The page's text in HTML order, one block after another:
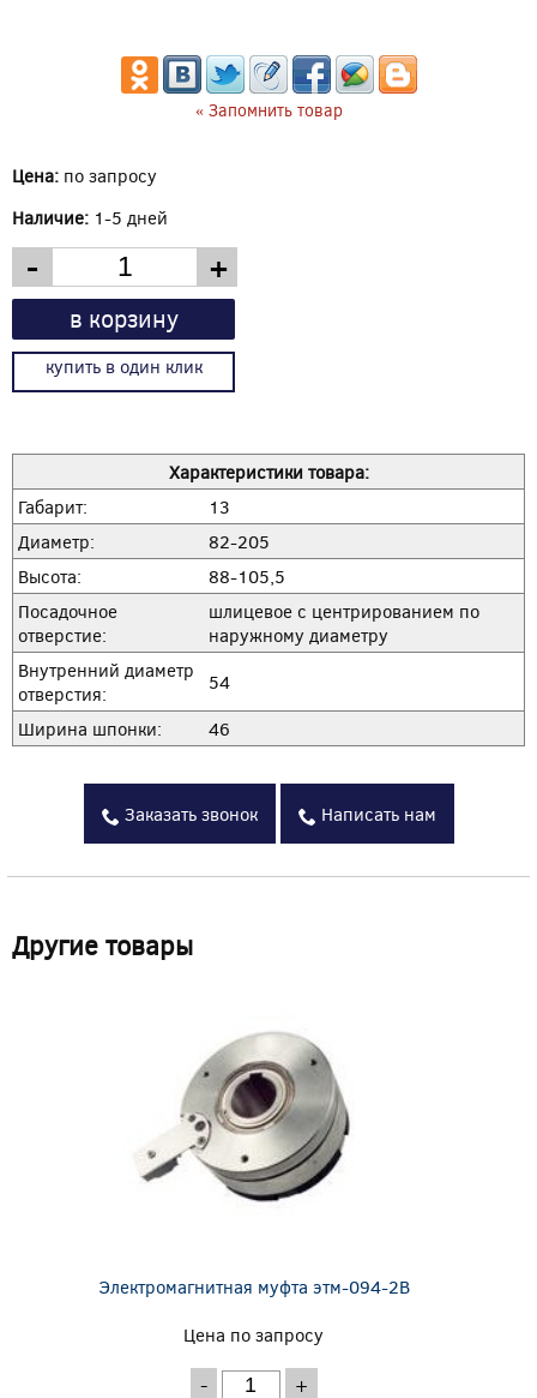
« Запомнить товар
Цена: по запросу
Наличие: 1-5 дней
- +
в корзину
купить в один клик
Характеристики товара:
Габарит:
13
Диаметр:
82-205
Высота:
88-105,5
Посадочное
отверстие:
шлицевое с центрированием по
наружному диаметру
Внутренний диаметр
отверстия:
54
Ширина шпонки:
46
Заказать звонок Написать нам
Другие товары
Электромагнитная муфта этм-094-2В
Цена по запросу
- +